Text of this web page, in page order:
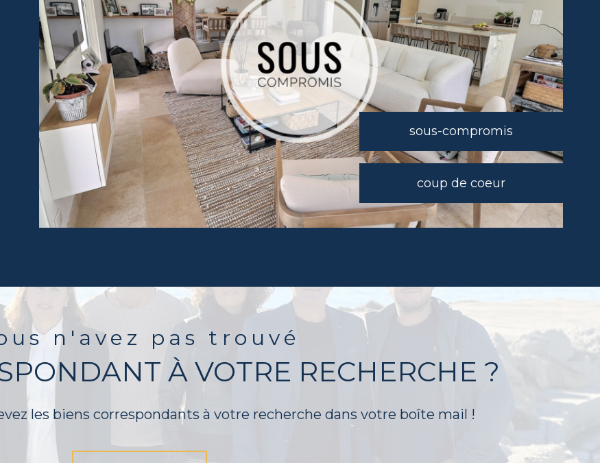
sous-compromis
coup de coeur
n'avez pas trouvé
À VOTRE RECHERCHE ?
les biens correspondants à votre recherche dans votre boîte mail !